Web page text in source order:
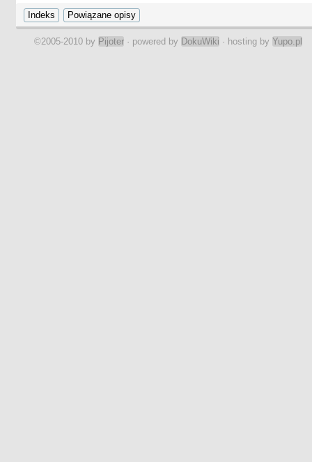
©2005-2010 by Pijoter · powered by DokuWiki · hosting by Yupo.pl